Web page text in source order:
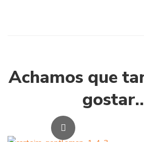
Achamos que
gostar..